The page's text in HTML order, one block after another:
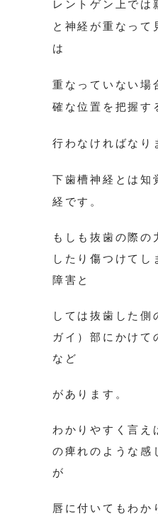
レントゲン上では
と神経が重なって
は
重なっていない場
確な位置を把握す
行わなければなり
下歯槽神経とは知
経です。
もしも抜歯の際の
したり傷つけてし
障害と
しては抜歯した側
ガイ）部にかけて
など
があります。
わかりやすく言え
の痺れのような感
が
唇に付いてもわか